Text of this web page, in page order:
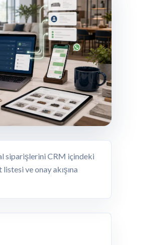
siparişlerini CRM içindeki
ve onay akışına